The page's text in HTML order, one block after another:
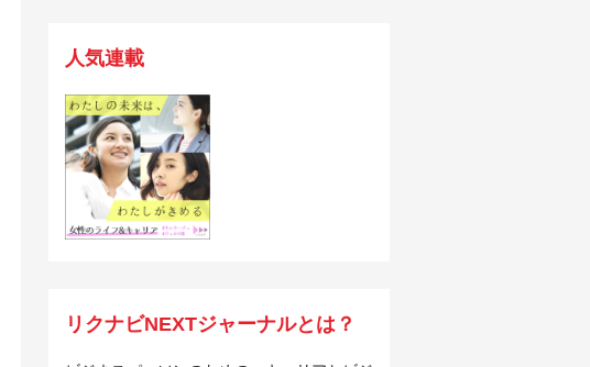
人気連載
リクナビNEXTジャーナルとは？